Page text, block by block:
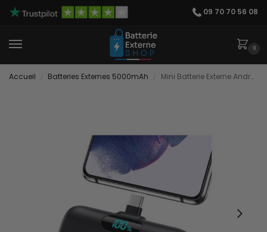
09 70 70 56 08
0
Accueil Batteries Externes 5000mAh Mini Batterie Externe Android